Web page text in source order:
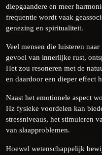
diepgaandere en meer
frequentie wordt vaak
genezing en spiritualiteit.
Veel mensen die luisteren
gevoel van innerlijke rust,
Het zou resoneren met de
en daardoor een dieper effect
Naast het emotionele aspect
Hz fysieke voordelen kan
stressniveaus, het stimuleren
van slaapproblemen.
Hoewel wetenschappelijk